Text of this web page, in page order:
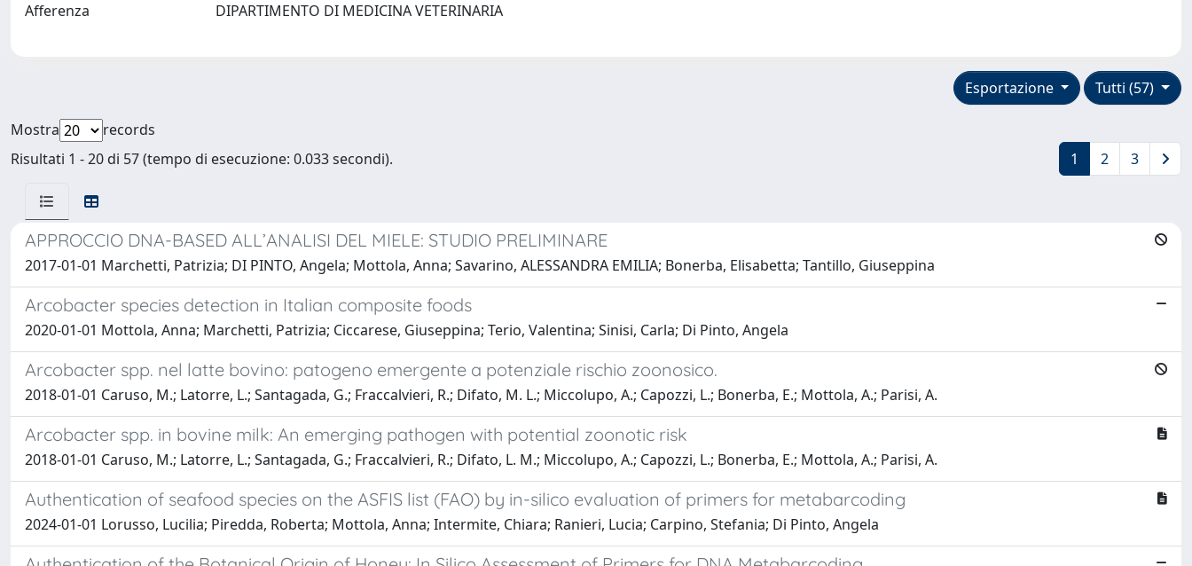
Afferenza DIPARTIMENTO DI MEDICINA VETERINARIA
Tutti (57)
Esportazione
Mostra
records
Risultati 1 - 20 di 57 (tempo di esecuzione: 0.033 secondi).
1 2 3
APPROCCIO DNA-BASED ALL’ANALISI DEL MIELE: STUDIO PRELIMINARE
2017-01-01 Marchetti, Patrizia; DI PINTO, Angela; Mottola, Anna; Savarino, ALESSANDRA EMILIA; Bonerba, Elisabetta; Tantillo, Giuseppina
Arcobacter species detection in Italian composite foods
2020-01-01 Mottola, Anna; Marchetti, Patrizia; Ciccarese, Giuseppina; Terio, Valentina; Sinisi, Carla; Di Pinto, Angela
Arcobacter spp. nel latte bovino: patogeno emergente a potenziale rischio zoonosico.
2018-01-01 Caruso, M.; Latorre, L.; Santagada, G.; Fraccalvieri, R.; Difato, M. L.; Miccolupo, A.; Capozzi, L.; Bonerba, E.; Mottola, A.; Parisi, A.
Arcobacter spp. in bovine milk: An emerging pathogen with potential zoonotic risk
2018-01-01 Caruso, M.; Latorre, L.; Santagada, G.; Fraccalvieri, R.; Difato, L. M.; Miccolupo, A.; Capozzi, L.; Bonerba, E.; Mottola, A.; Parisi, A.
Authentication of seafood species on the ASFIS list (FAO) by in-silico evaluation of primers for metabarcoding
2024-01-01 Lorusso, Lucilia; Piredda, Roberta; Mottola, Anna; Intermite, Chiara; Ranieri, Lucia; Carpino, Stefania; Di Pinto, Angela